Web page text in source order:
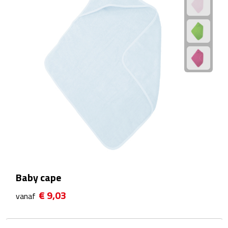
Fietssloten
Fietsverlichting
Fiets reparatiesets
Drinkbekers
Bekers
Bidons
Baby cape
vanaf € 9,03